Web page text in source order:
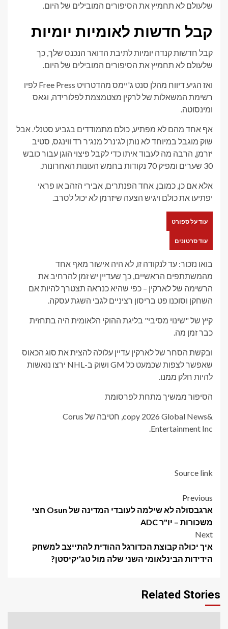
קבל חדשות לאומיות יומיות
קבל חדשות קנדה יומיות לתיבת הדואר הנכנס שלך, כך
שלעולם לא תחמיץ את הסיפורים המובילים של היום.
ואז הגיע דיווח מהלן סנט ג'יימס מהדטרויט Free Press לפיו
רשימת המשאלות של לרקין מצטמצמת לפלורידה, וגאס
ומינסוטה.
אף אחד מהם לא מפתיע, כולם מתמודדים בגביע סטנלי. אבל
שוק מוגבל במיוחד לא נותן לג'נרל מנג'ר רד ווינגס, סטיב
יזרמן, הרבה מה לעבוד איתו כדי לקבל פיצוי הוגן עבור כובש
30 שערים ומפיק 70 נקודות בחמש העונות האחרונות.
אלא אם כן, כמובן, אחד הפנתרים, אבירי הזהב או פראי
יפתיעו את כולם ויגיש הצעה שיזרמן לא יכול לסרב.
עוד על ספורט
עוד סרטונים
בואו נזכור: עד לנקודה זו, לא היה אישור מאף אחד
מהמשתתפים הראשיים, כך שעדיין יש זמן להרחיב את
הרשימה של לארקין – כפי שהיא כנראה תצטרך להיות אם
השחקן וסוכנו פט בריסון רציניים לגבי השגת עסקה.
קיץ של "שינוי מסיבי" בליגת ההוקי הלאומית היה בתחזית
כבר זמן מה.
ובקשת הסחר של לארקין עדיין עלולה להצית את סוג הכאוס
שאפשר לצפות שכמעט כל GM ושוק ב-NHL ירצו נואשות
להיות חלק ממנו.
הסיפור ממשיך מתחת לפרסומת
&copy 2026 Global News, חטיבה של Corus
Entertainment Inc.
Source link
Post
navigation
Previous
ארגבסולה לא שילמה לעובדי המדינה של Osun חצי
משכורות – יו"ר ADC
Next
איך יכולה קבוצת הכדורגל ההודית להתייצב למשחק
הידידות הבינלאומי השני שלה מול טג'יקיסטן?
Related Stories